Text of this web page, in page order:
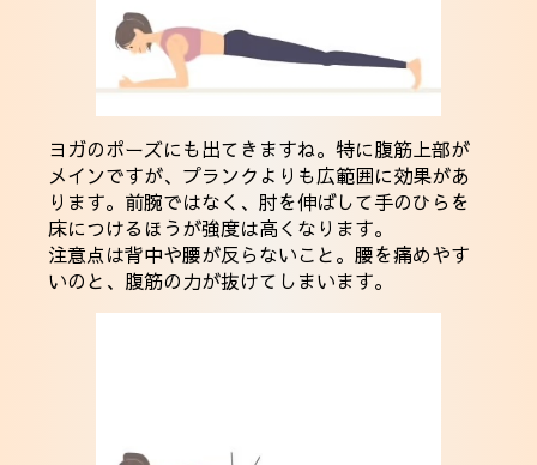
ヨガのポーズにも出てきますね。特に腹筋上部が
メインですが、プランクよりも広範囲に効果があ
ります。前腕ではなく、肘を伸ばして手のひらを
床につけるほうが強度は高くなります。
注意点は背中や腰が反らないこと。腰を痛めやす
いのと、腹筋の力が抜けてしまいます。